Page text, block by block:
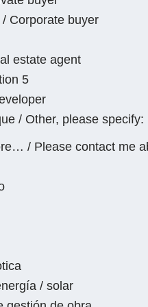
Corporate buyer
estate agent
5
/ Other, please specify:
/ Please contact me
/ solar